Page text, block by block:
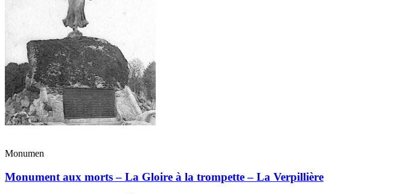
Monumen
Monument aux morts – La Gloire à la trompette – La Verpillière